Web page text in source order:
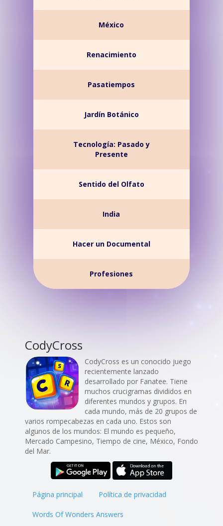
México
Renacimiento
Pasatiempos
Jardín Botánico
Tecnología: Pasado y
Presente
Sentido del Olfato
India
Hacer un Documental
Profesiones
CodyCross
CodyCross es un conocido juego
recientemente lanzado
desarrollado por Fanatee. Tiene
muchos crucigramas divididos en
diferentes mundos y grupos. En
cada mundo, más de 20 grupos de
varios rompecabezas en cada uno. Estos son
algunos de los mundos: El mundo es pequeño,
Mercado Campesino, Tiempo de cine, México, Fondo
del Mar.
Página principal Política de privacidad
Words Of Wonders Answers